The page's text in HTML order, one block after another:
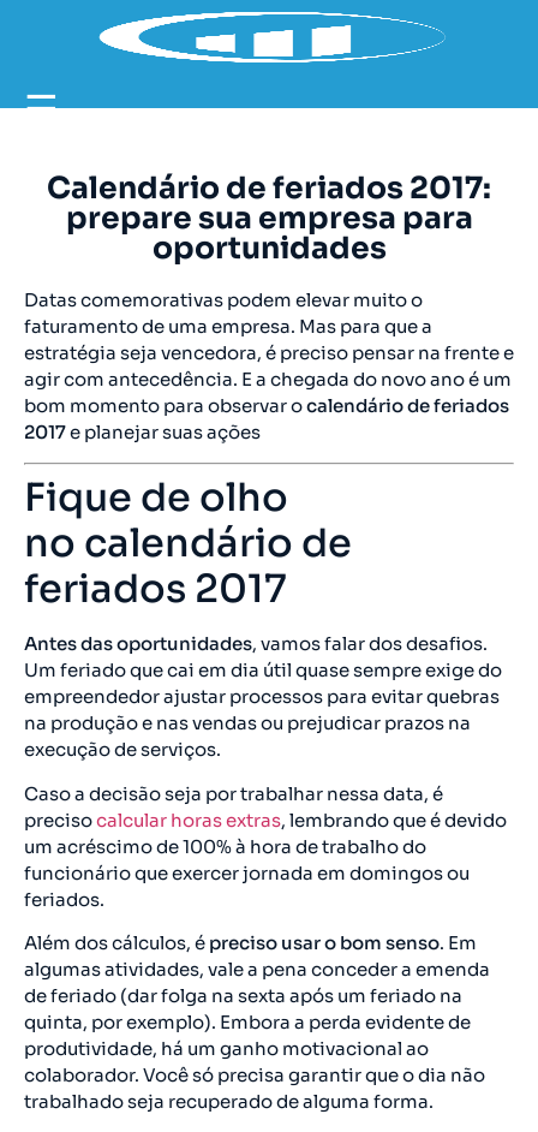
☰
Calendário de feriados 2017:
prepare sua empresa para
oportunidades
Datas comemorativas podem elevar muito o
faturamento de uma empresa. Mas para que a
estratégia seja vencedora, é preciso pensar na frente e
agir com antecedência. E a chegada do novo ano é um
bom momento para observar ocalendário de feriados
2017e planejar suas ações
Fique de olho
no calendário de
feriados 2017
Antes das oportunidades, vamos falar dos desafios.
Um feriado que cai em dia útil quase sempre exige do
empreendedor ajustar processos para evitar quebras
na produção e nas vendas ou prejudicar prazos na
execução de serviços.
Caso a decisão seja por trabalhar nessa data, é
precisocalcular horas extras, lembrando que é devido
um acréscimo de 100% à hora de trabalho do
funcionário que exercer jornada em domingos ou
feriados.
Além dos cálculos, é preciso usar o bom senso. Em
algumas atividades, vale a pena conceder a emenda
de feriado (dar folga na sexta após um feriado na
quinta, por exemplo). Embora a perda evidente de
produtividade, há um ganho motivacional ao
colaborador. Você só precisa garantir que o dia não
trabalhado seja recuperado de alguma forma.